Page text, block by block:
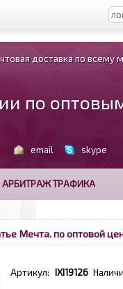
доставка по всему
по
email skype
АРБИТРАЖ ТРАФИКА
Мечта. по оптовой
Артикул: IXI19126